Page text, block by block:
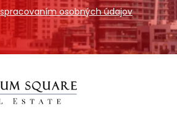
spracovaním osobných údajov